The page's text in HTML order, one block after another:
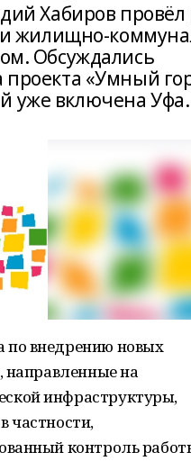
Хабиров
и жилищно-
Обсуждались
«Умный
уже включена Уфа.
по внедрению новых
направленные на
инфраструктуры,
частности,
контроль